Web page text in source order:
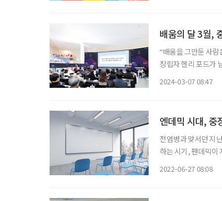
배움의 달 3월,
“배움을 그만둔 사람
창립자 헨리 포드가
2024-03-07 08:47
엔데믹 시대, 중
전염병과 맞서던 지
하는 시기, 팬데믹이
2022-06-27 08:08